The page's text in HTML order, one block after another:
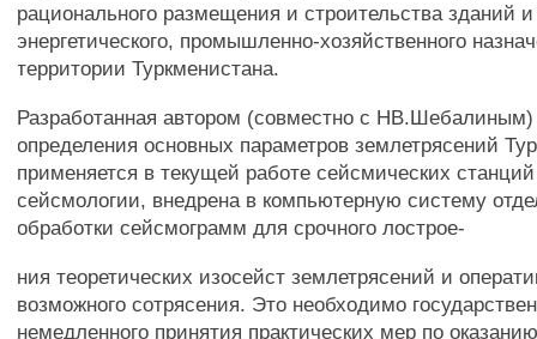
рационального размещения и строительства зданий
энергетического, промышленно-хозяйственного
территории Туркменистана.
Разработанная автором (совместно с
определения основных параметров землетрясений
применяется в текущей работе сейсмических
сейсмологии, внедрена в компьютерную систему
обработки сейсмограмм для срочного лострое-
ния теоретических изосейст землетрясений и
возможного сотрясения. Это необходимо
немедленного принятия практических мер по